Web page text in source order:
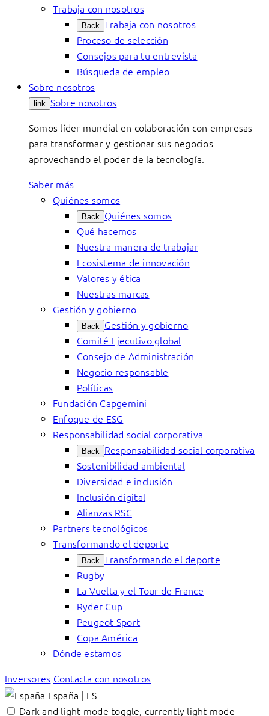
Trabaja con nosotros
Back Trabaja con nosotros
Proceso de selección
Consejos para tu entrevista
Búsqueda de empleo
Sobre nosotros
link Sobre nosotros
Somos líder mundial en colaboración con empresas
para transformar y gestionar sus negocios
aprovechando el poder de la tecnología.
Saber más
Quiénes somos
Back Quiénes somos
Qué hacemos
Nuestra manera de trabajar
Ecosistema de innovación
Valores y ética
Nuestras marcas
Gestión y gobierno
Back Gestión y gobierno
Comité Ejecutivo global
Consejo de Administración
Negocio responsable
Políticas
Fundación Capgemini
Enfoque de ESG
Responsabilidad social corporativa
Back Responsabilidad social corporativa
Sostenibilidad ambiental
Diversidad e inclusión
Inclusión digital
Alianzas RSC
Partners tecnológicos
Transformando el deporte
Back Transformando el deporte
Rugby
La Vuelta y el Tour de France
Ryder Cup
Peugeot Sport
Copa América
Dónde estamos
Inversores Contacta con nosotros
España | ES
Dark and light mode toggle, currently light mode